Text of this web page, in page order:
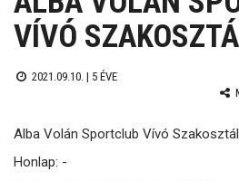
VÍVÓ
2021.09.10. | 5 ÉVE
Alba Volán Sportclub Vívó
Honlap: -